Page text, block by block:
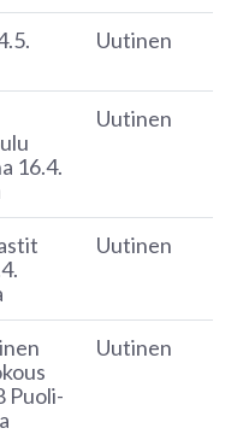
Uutinen
16.4.
Uutinen
Uutinen
Puoli-
Uutinen